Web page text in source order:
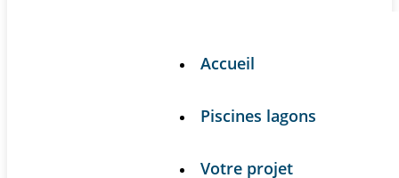
Accueil
Piscines lagons
Votre projet